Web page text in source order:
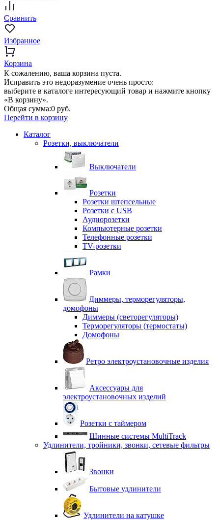
Сравнить
Избранное
Корзина
К сожалению, ваша корзина пуста.
Исправить это недоразумение очень просто:
выберите в каталоге интересующий товар и нажмите кнопку
«В корзину».
Общая сумма:0 руб.
Перейти в корзину
Каталог
Розетки, выключатели
Выключатели
Розетки
Розетки штепсельные
Розетки с USB
Аудиорозетки
Компьютерные розетки
Телефонные розетки
TV-розетки
Рамки
Диммеры, терморегуляторы,
домофоны
Диммеры (светорегуляторы)
Терморегуляторы (термостаты)
Домофоны
Ретро электроустановочные изделия
Аксессуары для
электроустановочных изделий
Розетки с таймером
Шинные системы MultiTrack
Удлинители, тройники, звонки, сетевые фильтры
Звонки
Бытовые удлинители
Удлинители на катушке